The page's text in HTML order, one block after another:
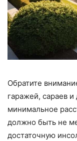
Обратите
гаражей, сараев
минимальное
должно быть не
достаточную